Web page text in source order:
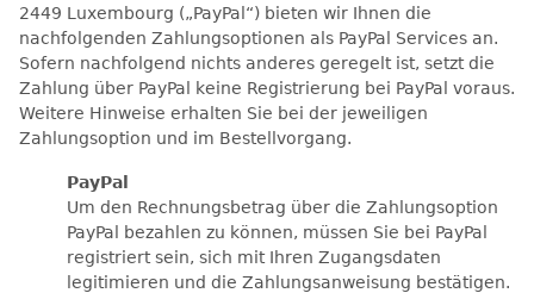
2449 Luxembourg („PayPal“) bieten wir Ihnen die
nachfolgenden Zahlungsoptionen als PayPal Services an.
Sofern nachfolgend nichts anderes geregelt ist, setzt die
Zahlung über PayPal keine Registrierung bei PayPal voraus.
Weitere Hinweise erhalten Sie bei der jeweiligen
Zahlungsoption und im Bestellvorgang.
PayPal
Um den Rechnungsbetrag über die Zahlungsoption
PayPal bezahlen zu können, müssen Sie bei PayPal
registriert sein, sich mit Ihren Zugangsdaten
legitimieren und die Zahlungsanweisung bestätigen.